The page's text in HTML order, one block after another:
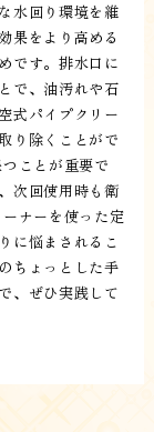
水回り環境を維
果をより高める
です。排水口に
で、油汚れや石
式パイプクリー
り除くことがで
ことが重要で
次回使用時も衛
ナーを使った定
に悩まされるこ
ちょっとした手
、ぜひ実践して